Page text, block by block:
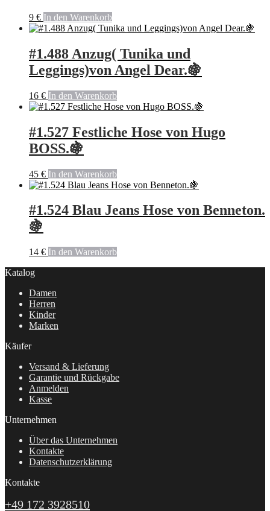
9 € In den Warenkorb
#1.488 Anzug( Tunika und
Leggings)von Angel Dear.🍇
16 € In den Warenkorb
#1.527 Festliche Hose von Hugo
BOSS.🍇
45 € In den Warenkorb
#1.524 Blau Jeans Hose von Benneton.
🍇
14 € In den Warenkorb
Katalog
Damen
Herren
Kinder
Marken
Käufer
Versand & Lieferung
Garantie und Rückgabe
Anmelden
Kasse
Unternehmen
Über das Unternehmen
Kontakte
Datenschutzerklärung
Kontakte
+49 172 3928510